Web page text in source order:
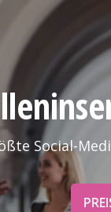
Social-